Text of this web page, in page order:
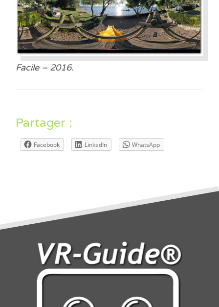
Facile – 2016.
Partager :
Facebook LinkedIn WhatsApp